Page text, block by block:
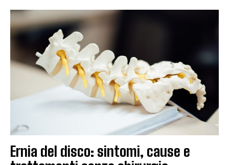
Ernia del disco: sintomi, cause e